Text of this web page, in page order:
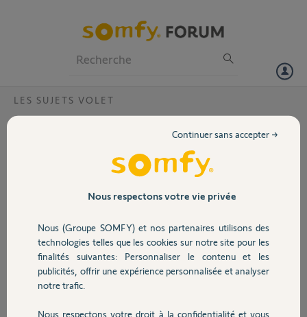
Volet
Sécurité
Domotique
LES SUJETS VOLET
ajout d'une télécommande situo mobile à
Je dispose d'une commande centralisée Telis1io qui pilote plusieurs
volets roulants qui disposent chacun d'une commande individuelle. Je
souhaiterais ajouter un autre volet que je viens d'installer (qui dispose
existante. Quelle est la procédure à suivre?
Jacques C.
il y a environ 9 ans
Participer au fil de discussion
Nous respectons votre vie privée
Nous (Groupe SOMFY) et nos partenaires utilisons des
technologies telles que les cookies sur notre site pour les
finalités suivantes: Personnaliser le contenu et les
publicités, offrir une expérience personnalisée et analyser
notre trafic.
Nous respectons votre droit à la confidentialité et vous
Continuer sans accepter →